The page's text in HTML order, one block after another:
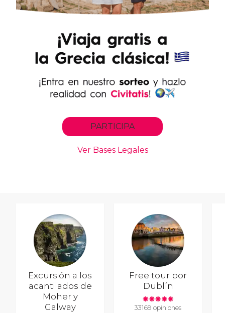
Excursión a los
acantilados de
Moher y
Galway
Free tour por
Dublín
33169 opiniones